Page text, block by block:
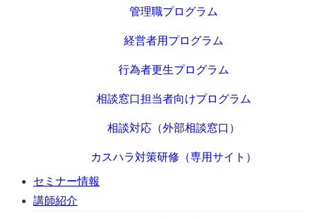
管理職プログラム
経営者用プログラム
行為者更生プログラム
相談窓口担当者向けプログラム
相談対応（外部相談窓口）
カスハラ対策研修（専用サイト）
セミナー情報
講師紹介